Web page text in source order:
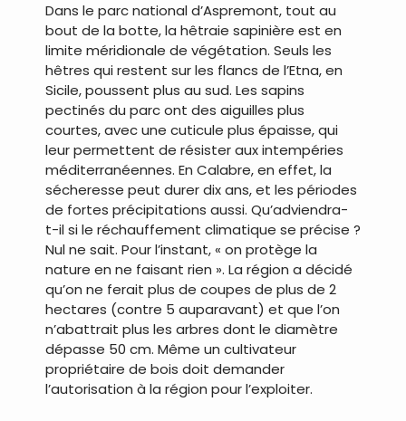
Dans le parc national d’Aspremont, tout au
bout de la botte, la hêtraie sapinière est en
limite méridionale de végétation. Seuls les
hêtres qui restent sur les flancs de l’Etna, en
Sicile, poussent plus au sud. Les sapins
pectinés du parc ont des aiguilles plus
courtes, avec une cuticule plus épaisse, qui
leur permettent de résister aux intempéries
méditerranéennes. En Calabre, en effet, la
sécheresse peut durer dix ans, et les périodes
de fortes précipitations aussi. Qu’adviendra-
t-il si le réchauffement climatique se précise ?
Nul ne sait. Pour l’instant, « on protège la
nature en ne faisant rien ». La région a décidé
qu’on ne ferait plus de coupes de plus de 2
hectares (contre 5 auparavant) et que l’on
n’abattrait plus les arbres dont le diamètre
dépasse 50 cm. Même un cultivateur
propriétaire de bois doit demander
l’autorisation à la région pour l’exploiter.